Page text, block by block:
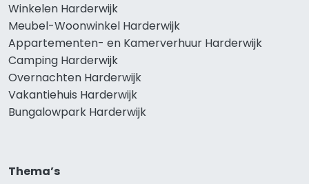
Winkelen Harderwijk
Meubel-Woonwinkel Harderwijk
Appartementen- en Kamerverhuur Harderwijk
Camping Harderwijk
Overnachten Harderwijk
Vakantiehuis Harderwijk
Bungalowpark Harderwijk
Thema’s